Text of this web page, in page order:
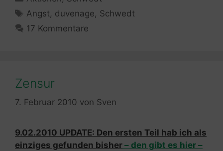
Schlagwörter
Angst, duvenage, Schwedt
17 Kommentare
Zensur
7. Februar 2010 von Sven
9.02.2010 UPDATE: Den ersten Teil hab ich als
einziges gefunden bisher – den gibt es hier –